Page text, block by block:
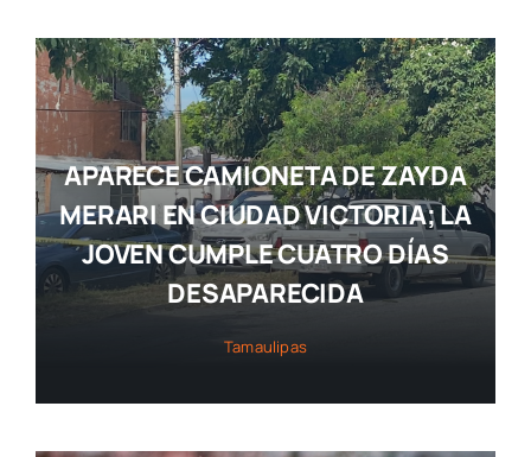
APARECE CAMIONETA DE ZAYDA
MERARI EN CIUDAD VICTORIA; LA
JOVEN CUMPLE CUATRO DÍAS
DESAPARECIDA
Tamaulipas